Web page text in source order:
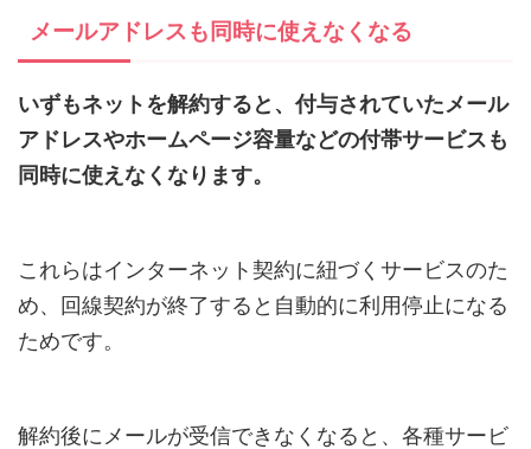
メールアドレスも同時に使えなくなる
いずもネットを解約すると、付与されていたメール
アドレスやホームページ容量などの付帯サービスも
同時に使えなくなります。
これらはインターネット契約に紐づくサービスのた
め、回線契約が終了すると自動的に利用停止になる
ためです。
解約後にメールが受信できなくなると、各種サービ